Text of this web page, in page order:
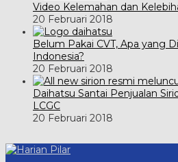
Video Kelemahan dan
20 Februari 2018
Belum Pakai CVT, Apa yang
Indonesia?
20 Februari 2018
Daihatsu Santai Penjualan
LCGC
20 Februari 2018